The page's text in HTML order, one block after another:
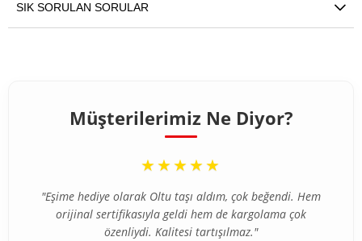
SIK SORULAN SORULAR
Müşterilerimiz Ne Diyor?
“
★★★★★
"Eşime hediye olarak Oltu taşı aldım, çok beğendi. Hem
orijinal sertifikasıyla geldi hem de kargolama çok
özenliydi. Kalitesi tartışılmaz."